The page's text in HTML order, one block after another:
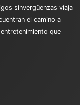
sinvergüenzas viaja
el camino a
que